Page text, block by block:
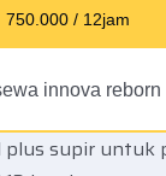
750.000 / 12jam
plus supir untuk